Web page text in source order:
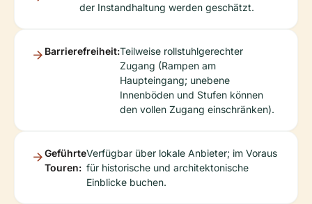
der Instandhaltung werden geschätzt.
Barrierefreiheit:Teilweise rollstuhlgerechter
Zugang (Rampen am
Haupteingang; unebene
Innenböden und Stufen können
den vollen Zugang einschränken).
Geführte
Touren:
Verfügbar über lokale Anbieter; im Voraus
für historische und architektonische
Einblicke buchen.